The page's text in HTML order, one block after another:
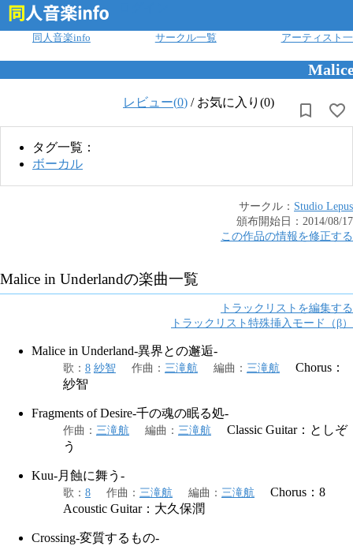
同人音楽info サークル一覧 アーティスト
レビュー(0) / お気に入り(0)
タグ一覧：
ボーカル
サークル： Studio Lepus
頒布開始日： 2014/08/17
この作品の情報を修正する
Malice in Underlandの楽曲一覧
トラックリストを編集する
トラックリスト特殊挿入モード（β）
Malice in Underland-異界との邂逅-
歌 ： 8 紗智 作曲 ： 三滝航 編曲 ： 三滝航
Chorus：
紗智
Fragments of Desire-千の魂の眠る処-
作曲 ： 三滝航 編曲 ： 三滝航
Classic Guitar：としぞ
う
Kuu-月蝕に舞う-
歌 ： 8 作曲 ： 三滝航 編曲 ： 三滝航
Chorus：8
Acoustic Guitar：大久保潤
Crossing-変質するもの-